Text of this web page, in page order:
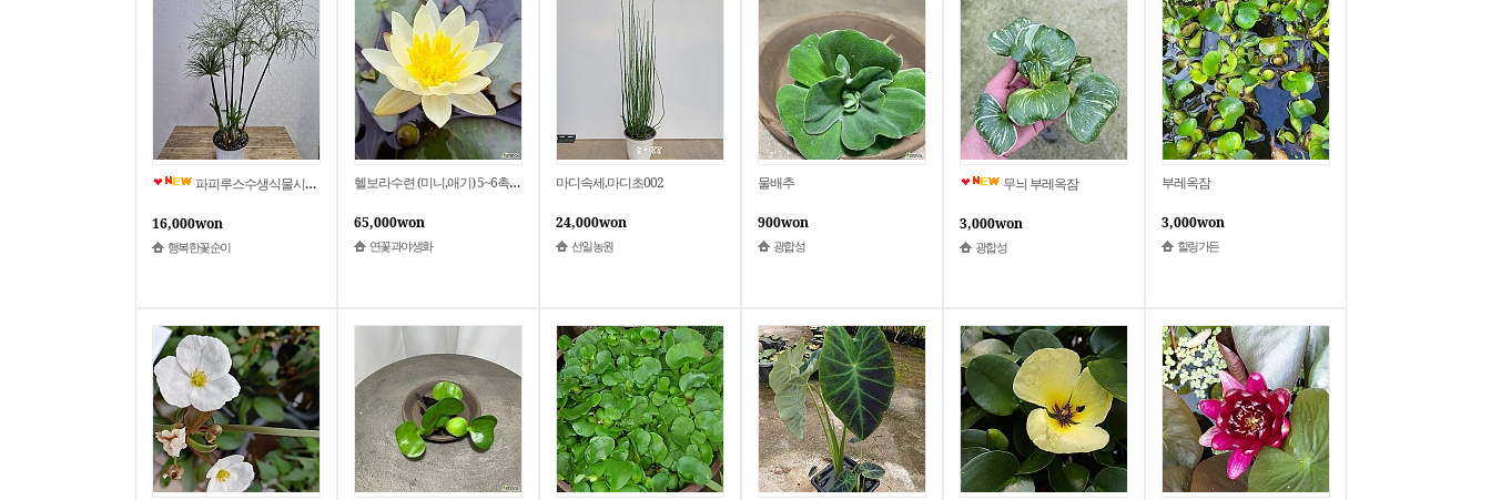
파피루스수생식물시페루스인테리어대나무
16,000won
행복한꽃순이
헬보라수련 (미니,애기) 5~6촉쯤
65,000won
연꽃과야생화
마디속세.마디초002
24,000won
선일농원
물배추
900won
광합성
무늬 부레옥잠
3,000won
광합성
부레옥잠
3,000won
힐링가든